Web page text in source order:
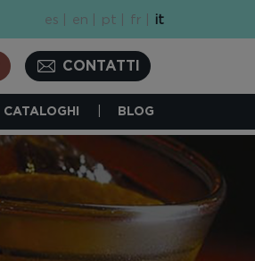
es en pt fr it
CONTATTI
CATALOGHI BLOG